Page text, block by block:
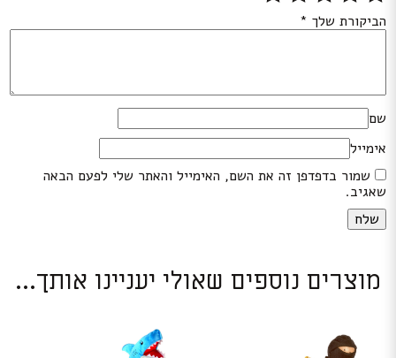
הביקורת שלך *
שם
אימייל
שמור בדפדפן זה את השם, האימייל והאתר שלי לפעם הבאה
שאגיב.
מוצרים נוספים שאולי יעניינו אותך...